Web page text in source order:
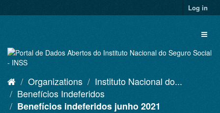
to
Log in
Organizations
Instituto Nacional do...
Benefícios Indeferidos
Benefícios indeferidos junho 2021